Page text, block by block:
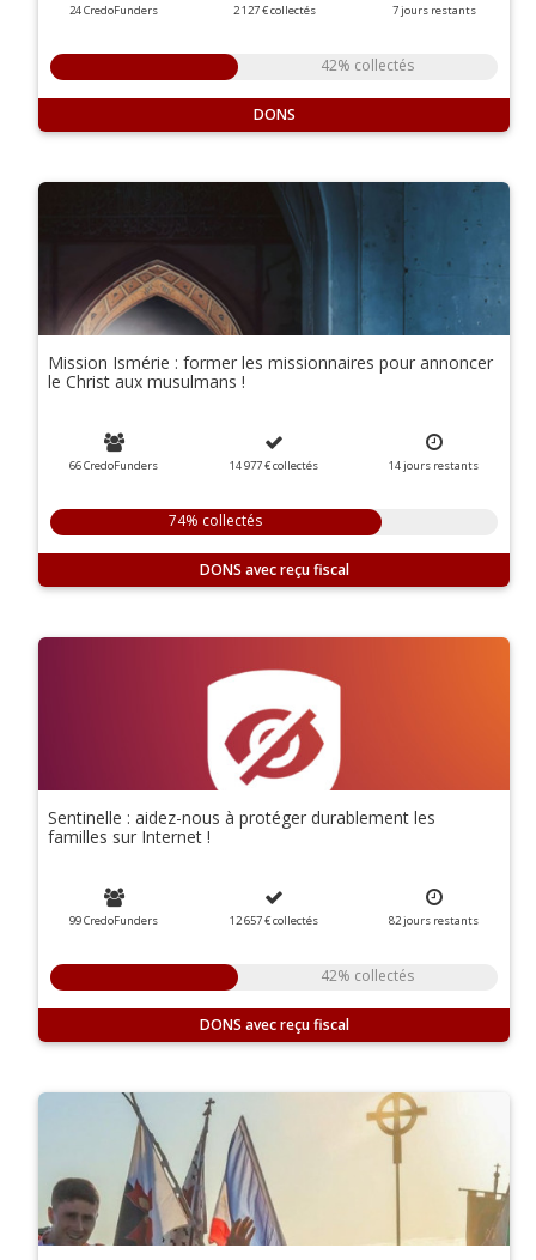
24 CredoFunders 2 127 €collectés 7joursrestants
42% collectés
DONS
Mission Ismérie : former les missionnaires pour annoncer
le Christ aux musulmans !
66 CredoFunders 14 977 €collectés 14jours restants
74% collectés
DONS
Sentinelle : aidez-nous à protéger durablement les
familles sur Internet !
99 CredoFunders 12 657 €collectés 82jours restants
42% collectés
DONS